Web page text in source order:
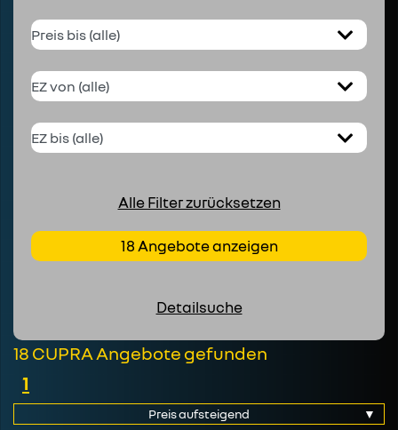
Alle Filter zurücksetzen
18 Angebote anzeigen
Detailsuche
18 CUPRA Angebote gefunden
1